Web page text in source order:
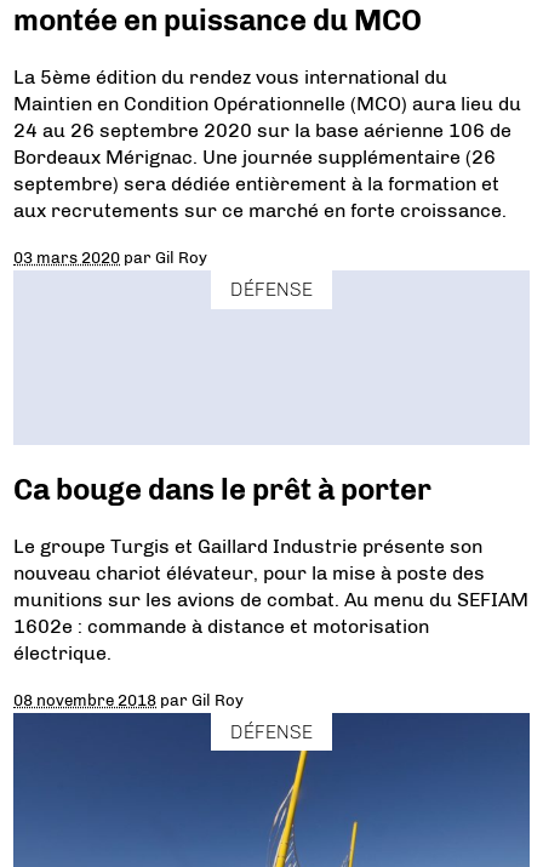
montée en puissance du MCO
La 5ème édition du rendez vous international du
Maintien en Condition Opérationnelle (MCO) aura lieu du
24 au 26 septembre 2020 sur la base aérienne 106 de
Bordeaux Mérignac. Une journée supplémentaire (26
septembre) sera dédiée entièrement à la formation et
aux recrutements sur ce marché en forte croissance.
03 mars 2020 parGil Roy
DÉFENSE
Ca bouge dans le prêt à porter
Le groupe Turgis et Gaillard Industrie présente son
nouveau chariot élévateur, pour la mise à poste des
munitions sur les avions de combat. Au menu du SEFIAM
1602e : commande à distance et motorisation
électrique.
08 novembre 2018 parGil Roy
DÉFENSE